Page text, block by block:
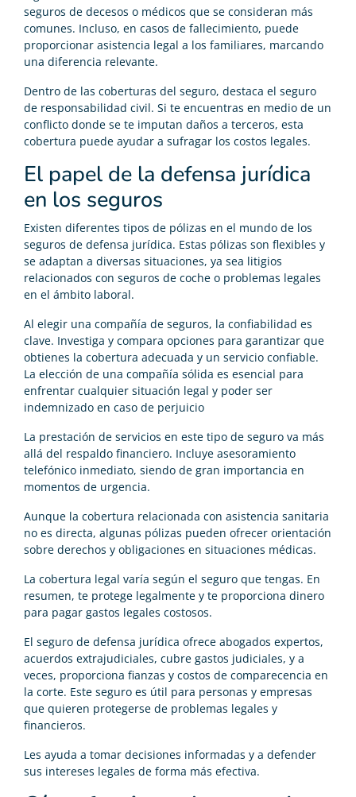
seguros de decesos o médicos que se consideran más
comunes. Incluso, en casos de fallecimiento, puede
proporcionar asistencia legal a los familiares, marcando
una diferencia relevante.
Dentro de las coberturas del seguro, destaca el seguro
de responsabilidad civil. Si te encuentras en medio de un
conflicto donde se te imputan daños a terceros, esta
cobertura puede ayudar a sufragar los costos legales.
El papel de la defensa jurídica
en los seguros
Existen diferentes tipos de pólizas en el mundo de los
seguros de defensa jurídica. Estas pólizas son flexibles y
se adaptan a diversas situaciones, ya sea litigios
relacionados con seguros de coche o problemas legales
en el ámbito laboral.
Al elegir una compañía de seguros, la confiabilidad es
clave. Investiga y compara opciones para garantizar que
obtienes la cobertura adecuada y un servicio confiable.
La elección de una compañía sólida es esencial para
enfrentar cualquier situación legal y poder ser
indemnizado en caso de perjuicio
La prestación de servicios en este tipo de seguro va más
allá del respaldo financiero. Incluye asesoramiento
telefónico inmediato, siendo de gran importancia en
momentos de urgencia.
Aunque la cobertura relacionada con asistencia sanitaria
no es directa, algunas pólizas pueden ofrecer orientación
sobre derechos y obligaciones en situaciones médicas.
La cobertura legal varía según el seguro que tengas. En
resumen, te protege legalmente y te proporciona dinero
para pagar gastos legales costosos.
El seguro de defensa jurídica ofrece abogados expertos,
acuerdos extrajudiciales, cubre gastos judiciales, y a
veces, proporciona fianzas y costos de comparecencia en
la corte. Este seguro es útil para personas y empresas
que quieren protegerse de problemas legales y
financieros.
Les ayuda a tomar decisiones informadas y a defender
sus intereses legales de forma más efectiva.